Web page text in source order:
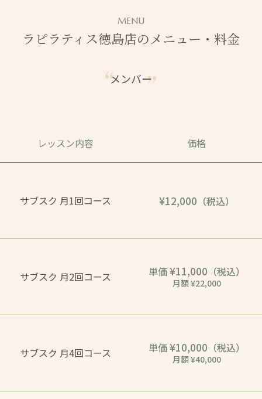
MENU
ラピラティス徳島店のメニュー・料金
メンバー
レッスン内容 価格
サブスク 月1回コース ¥12,000 （税込）
サブスク 月2回コース 単価¥11,000 （税込）
月額 ¥22,000
サブスク 月4回コース 単価¥10,000 （税込）
月額 ¥40,000